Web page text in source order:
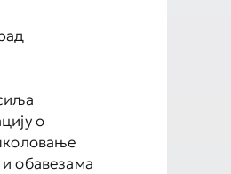
о
обавезама